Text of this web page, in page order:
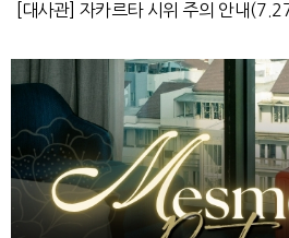
[대사관] 자카르타 시위 주의 안내